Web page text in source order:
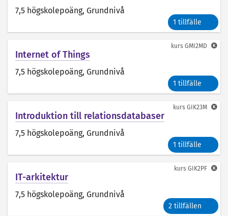
7,5 högskolepoäng, Grundnivå
1 tillfälle
Internet of Things
7,5 högskolepoäng, Grundnivå
1 tillfälle
kurs GMI2MD
Introduktion till relationsdatabaser
7,5 högskolepoäng, Grundnivå
1 tillfälle
kurs GIK23M
IT-arkitektur
7,5 högskolepoäng, Grundnivå
2 tillfällen
kurs GIK2PF